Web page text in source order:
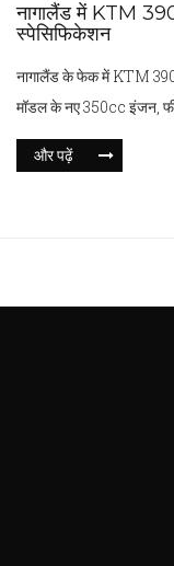
नागालैंड में KTM
स्पेसिफिकेशन
नागालैंड के फेक में KTM
मॉडल के नए 350cc इंजन,
और पढ़ें